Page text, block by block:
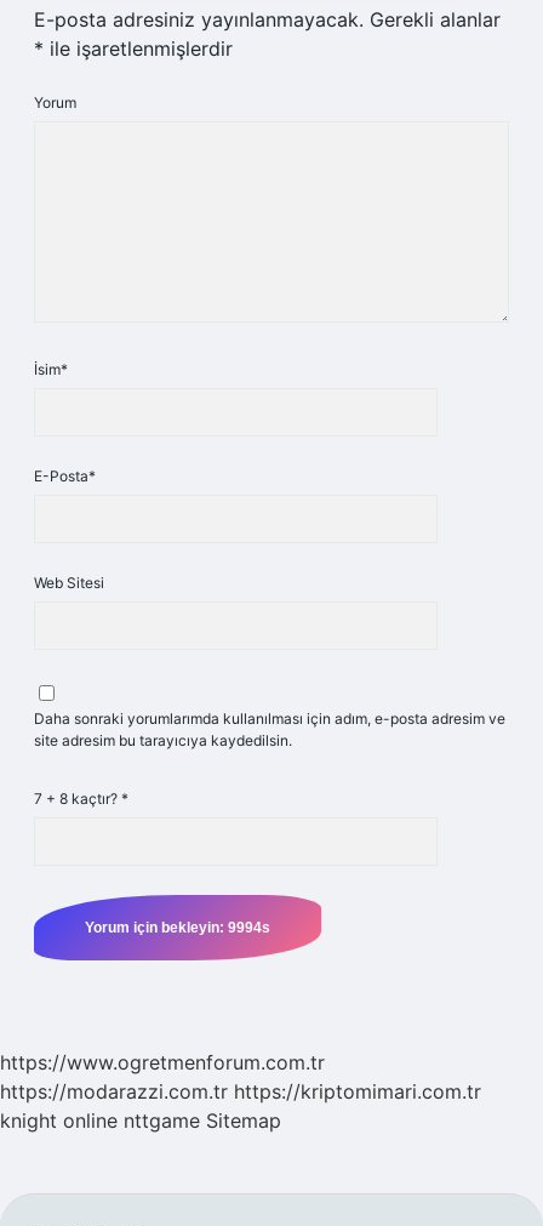
E-posta adresiniz yayınlanmayacak. Gerekli alanlar
* ile işaretlenmişlerdir
Yorum
İsim*
E-Posta*
Web Sitesi
Daha sonraki yorumlarımda kullanılması için adım, e-posta adresim ve
site adresim bu tarayıcıya kaydedilsin.
7 + 8 kaçtır? *
https://www.ogretmenforum.com.tr
https://modarazzi.com.tr https://kriptomimari.com.tr
knight online nttgame Sitemap